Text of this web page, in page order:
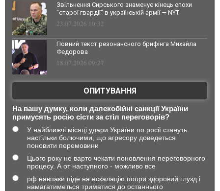
Звільнення Сирського знаменує кінець епохи
"старої гвардії" в українській армії — NYT
23.07.2026 10:32
Повний текст резонансного брифінга Михайла
Федорова
18.07.2026 09:27
ОПИТУВАННЯ
На вашу думку, коли далекобійні санкції України
примусять росію сісти за стіл переговорів?
У найближчі місяці удари України по росії стануть
настільки болючими, що агресору доведеться
поновити перемовини
Цього року не варто чекати поновлення переговорного
процесу. А от наступного - можливо все
рф навпаки піде на ескалацію попри здоровий глузд і
намагатиметься триматися до останнього